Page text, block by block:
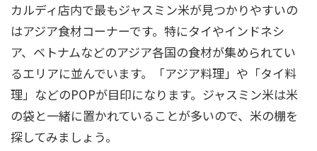
カルディ店内で最もジャスミン米が見つかりやすいの
はアジア食材コーナーです。特にタイやインドネシ
ア、ベトナムなどのアジア各国の食材が集められてい
るエリアに並んでいます。「アジア料理」や「タイ料
理」などのPOPが目印になります。ジャスミン米は米
の袋と一緒に置かれていることが多いので、米の棚を
探してみましょう。